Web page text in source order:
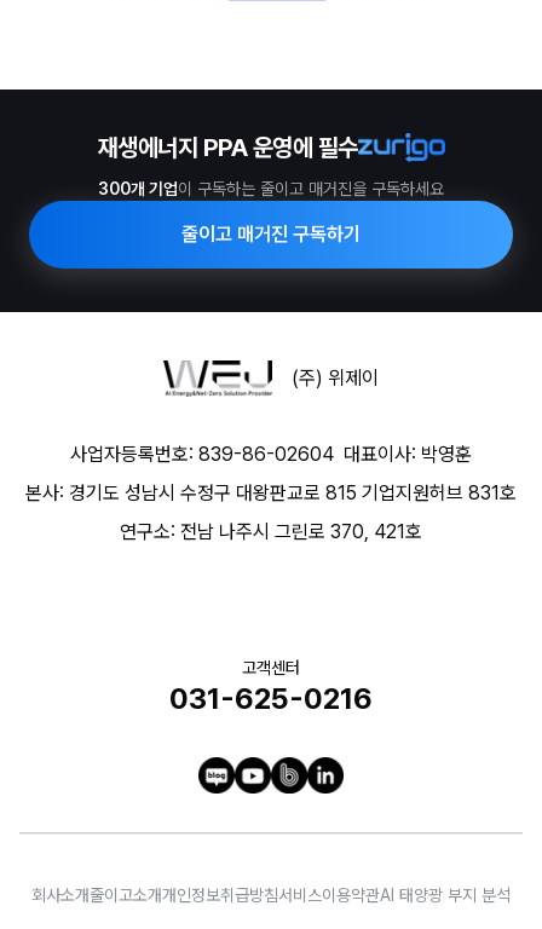
재생에너지 PPA 운영에 필수
300개 기업이 구독하는 줄이고 매거진을 구독하세요
줄이고 매거진 구독하기
(주) 위제이
사업자등록번호: 839-86-02604 대표이사: 박영훈
본사: 경기도 성남시 수정구 대왕판교로 815 기업지원허브 831호
연구소: 전남 나주시 그린로 370, 421호
고객센터
031-625-0216
회사소개줄이고소개개인정보취급방침서비스이용약관AI 태양광 부지 분석